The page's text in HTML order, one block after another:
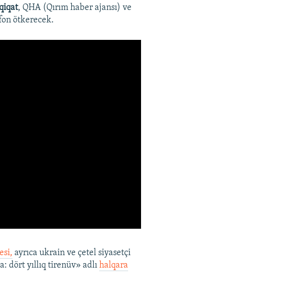
, QHA (Qırım haber ajansı) ve
ötkerecek.
ayrıca ukrain ve çetel siyasetçi
dört yıllıq tirenüv» adlıhalqara